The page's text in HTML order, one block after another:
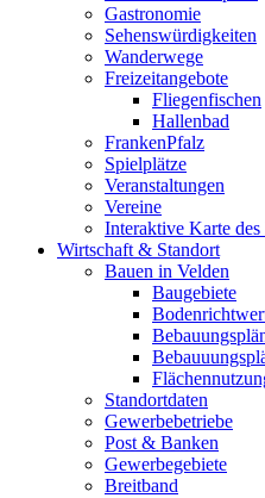
Gastronomie
Sehenswürdigkeiten
Wanderwege
Freizeitangebote
Fliegenfischen
Hallenbad
FrankenPfalz
Spielplätze
Veranstaltungen
Vereine
Interaktive Karte des
Wirtschaft & Standort
Bauen in Velden
Baugebiete
Standortdaten
Gewerbebetriebe
Post & Banken
Gewerbegebiete
Breitband